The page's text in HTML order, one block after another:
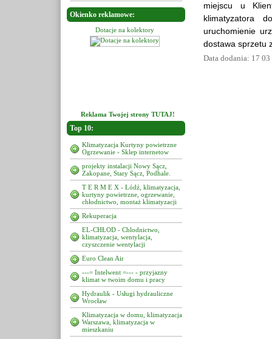
Okienko reklamowe:
Dotacje na kolektory Dotacje na kolektory
Reklama Twojej strony TUTAJ!
Top 10:
Klimatyzacja Kurtyny powietrzne
Ogrzewanie - Sklep internetow
projekty instalacji Nowy Sącz,
Zakopane, Stary Sącz, Podhale.
T E R M E X - Łódź, klimatyzacja,
kurtyny powietrzne, ogrzewanie,
chłodnictwo, montaż klimatyzacji
Rekuperacja
EL-CHŁOD - Chlodnictwo,
klimatyzacja, wentylacja,
czyszczenie wentylacji
Euro Clean Air
---= Intelwent =--- - przyjazny
klimat w twoim domu i pracy
Hydraulik - Usługi hydrauliczne
Wrocław
Klimatyzacja w domu, klimatyzacja
Warszawa, klimatyzacja w
mieszkaniu
miejscu u
klimatyzatora
uruchomienie
dostawa sprzetu
Data dodania: 17